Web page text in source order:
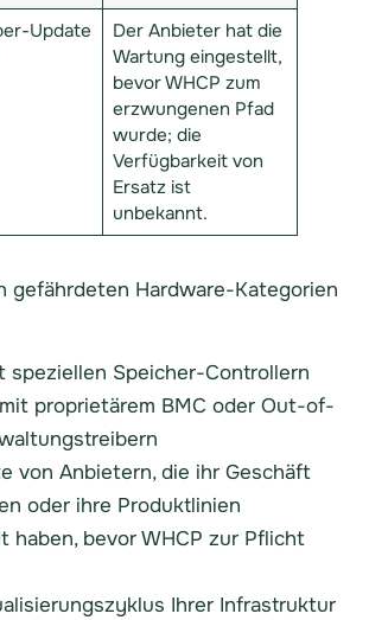
Update
Der Anbieter hat die
Wartung eingestellt,
bevor WHCP zum
erzwungenen Pfad
wurde; die
Verfügbarkeit von
Ersatz ist
unbekannt.
gefährdeten Hardware-Kategorien
speziellen Speicher-Controllern
proprietärem BMC oder Out-of-
von Anbietern, die ihr Geschäft
oder ihre Produktlinien
haben, bevor WHCP zur Pflicht
Ihrer Infrastruktur